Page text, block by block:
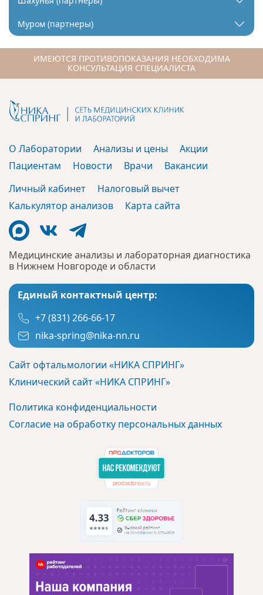
Муром (партнеры)
ИМЕЮТСЯ ПРОТИВОПОКАЗАНИЯ НЕОБХОДИМА
КОНСУЛЬТАЦИЯ СПЕЦИАЛИСТА
Медицинские анализы и лабораторная диагностика
в Нижнем Новгороде и области
Единый контактный центр:
+7 (831) 266-66-17
nika-spring@nika-nn.ru
Сайт офтальмологии «НИКА СПРИНГ»
Клинический сайт «НИКА СПРИНГ»
Политика конфиденциальности
Согласие на обработку персональных данных
О Лаборатории Анализы и цены
Акции
Пациентам
Новости Врачи
Вакансии
Личный кабинет
Налоговый вычет
Калькулятор анализов
Карта сайта